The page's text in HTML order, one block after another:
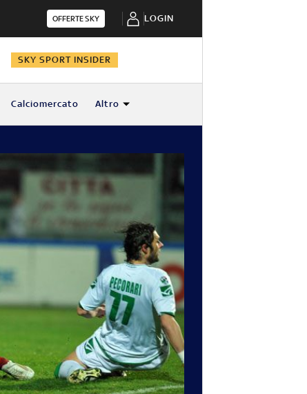
OFFERTE SKY LOGIN
SKY SPORT INSIDER
Calciomercato Altro